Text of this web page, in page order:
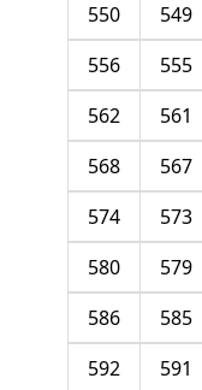
549
550
555
556
561
562
567
568
573
574
579
580
585
586
591
592